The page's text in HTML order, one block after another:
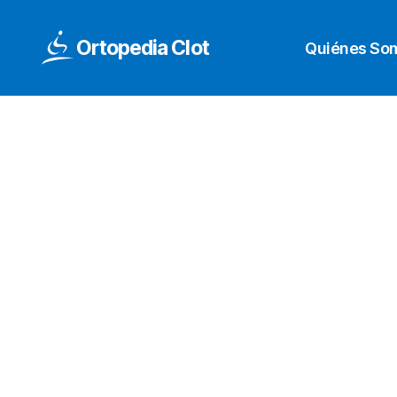
Ortopedia Clot Quiénes